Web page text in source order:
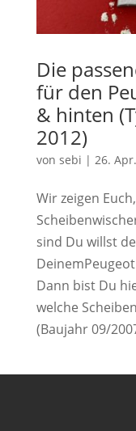
Die
für den
& hinten
2012)
von sebi | 26.
Wir zeigen
sind Du willst
Dann bist Du
welche
(Baujahr 09/